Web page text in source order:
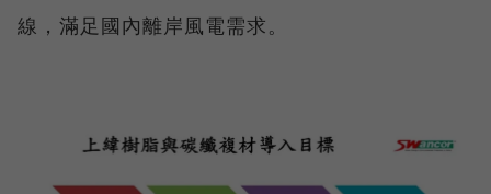
線，滿足國內離岸風電需求。